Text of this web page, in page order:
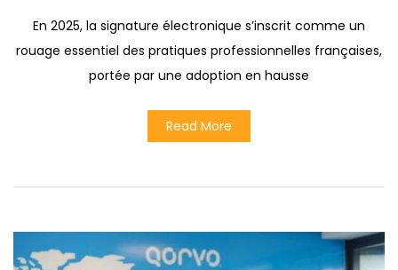
En 2025, la signature électronique s’inscrit comme un
rouage essentiel des pratiques professionnelles françaises,
portée par une adoption en hausse
Read More